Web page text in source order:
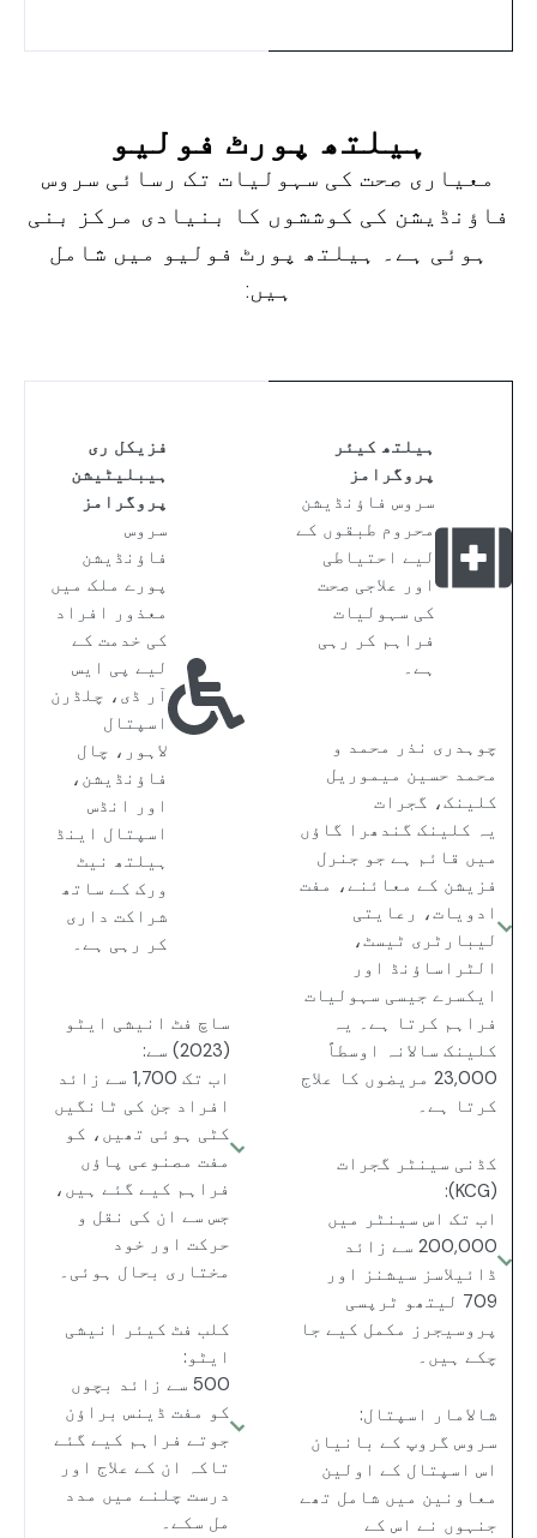
ہیلتھ پورٹ فولیو
معیاری صحت کی سہولیات تک رسائی سروس
فاؤنڈیشن کی کوششوں کا بنیادی مرکز بنی
ہوئی ہے۔ ہیلتھ پورٹ فولیو میں شامل
ہیں:
ہیلتھ کیئر
پروگرامز
سروس فاؤنڈیشن
محروم طبقوں کے
لیے احتیاطی
اور علاجی صحت
کی سہولیات
فراہم کر رہی
ہے۔
چوہدری نذر محمد و
محمد حسین میموریل
کلینک، گجرات
یہ کلینک گندھرا گاؤں
میں قائم ہے جو جنرل
فزیشن کے معائنے، مفت
ادویات، رعایتی
لیبارٹری ٹیسٹ،
الٹراساؤنڈ اور
ایکسرے جیسی سہولیات
فراہم کرتا ہے۔ یہ
کلینک سالانہ اوسطاً
23,000 مریضوں کا علاج
کرتا ہے۔
کڈنی سینٹر گجرات
(KCG):
اب تک اس سینٹر میں
200,000 سے زائد
ڈائیلاسز سیشنز اور
709 لیتھو ٹرپسی
پروسیجرز مکمل کیے جا
چکے ہیں۔
شالامار اسپتال:
سروس گروپ کے بانیان
اس اسپتال کے اولین
معاونین میں شامل تھے
جنہوں نے اس کے
فزیکل ری
ہیبلیٹیشن
پروگرامز
سروس
فاؤنڈیشن
پورے ملک میں
معذور افراد
کی خدمت کے
لیے پی ایس
آر ڈی، چلڈرن
اسپتال
لاہور، چال
فاؤنڈیشن،
اور انڈس
اسپتال اینڈ
ہیلتھ نیٹ
ورک کے ساتھ
شراکت داری
کر رہی ہے۔
ساچ فٹ انیشی ایٹو
(2023) سے:
اب تک 1,700 سے زائد
افراد جن کی ٹانگیں
کٹی ہوئی تھیں، کو
مفت مصنوعی پاؤں
فراہم کیے گئے ہیں،
جس سے ان کی نقل و
حرکت اور خود
مختاری بحال ہوئی۔
کلب فٹ کیئر انیشی
ایٹو:
500 سے زائد بچوں
کو مفت ڈینس براؤن
جوتے فراہم کیے گئے
تاکہ ان کے علاج اور
درست چلنے میں مدد
مل سکے۔